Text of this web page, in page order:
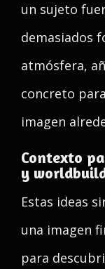
un sujeto
demasiados
atmósfera,
concreto
imagen
Contexto
y
Estas ideas
una imagen
para